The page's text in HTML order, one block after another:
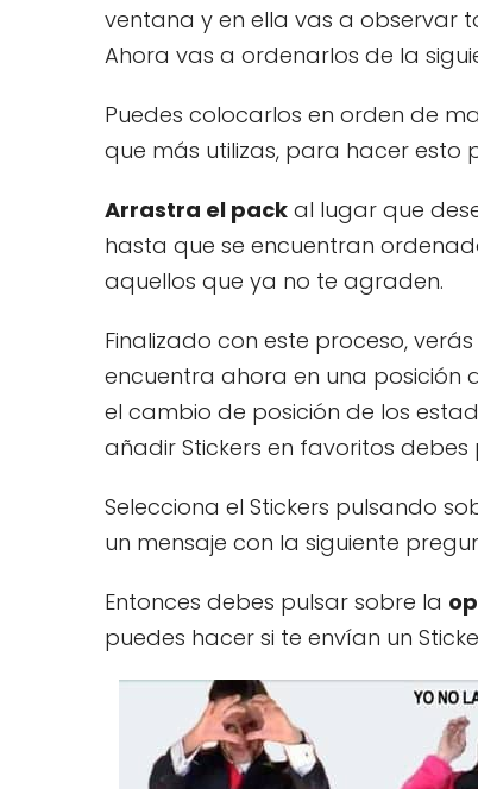
ventana y en ella vas a observar
Ahora vas a ordenarlos de la
Puedes colocarlos en orden de
que más utilizas, para hacer esto
Arrastra el pack al lugar que
hasta que se encuentran
aquellos que ya no te agraden.
Finalizado con este proceso,
encuentra ahora en una posición
el cambio de posición de los
añadir Stickers en favoritos
Selecciona el Stickers pulsando
un mensaje con la siguiente
Entonces debes pulsar sobre la
puedes hacer si te envían un